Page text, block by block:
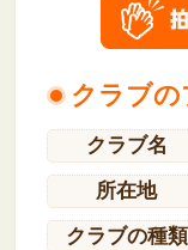
クラブ
クラブ名
所在地
クラブの種類